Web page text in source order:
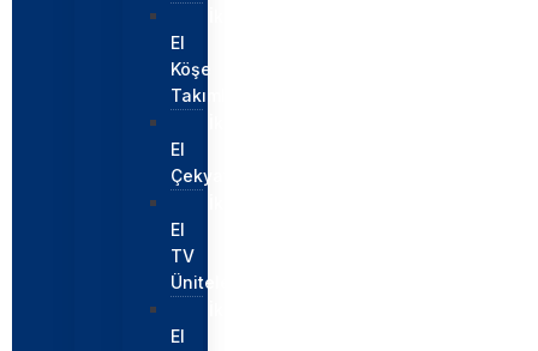
El
Köşe
Takımları
El
Çekyatlar
El
TV
Üniteleri
El